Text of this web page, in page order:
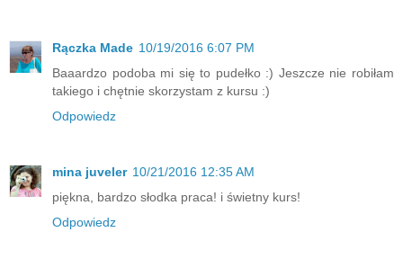
Rączka Made 10/19/2016 6:07 PM
Baaardzo podoba mi się to pudełko :) Jeszcze nie robiłam
takiego i chętnie skorzystam z kursu :)
Odpowiedz
mina juveler 10/21/2016 12:35 AM
piękna, bardzo słodka praca! i świetny kurs!
Odpowiedz